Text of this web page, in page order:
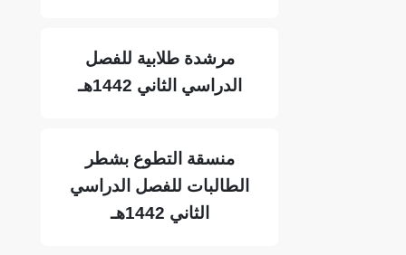
مرشدة طلابية للفصل
الدراسي الثاني 1442هـ
منسقة التطوع بشطر
الطالبات للفصل الدراسي